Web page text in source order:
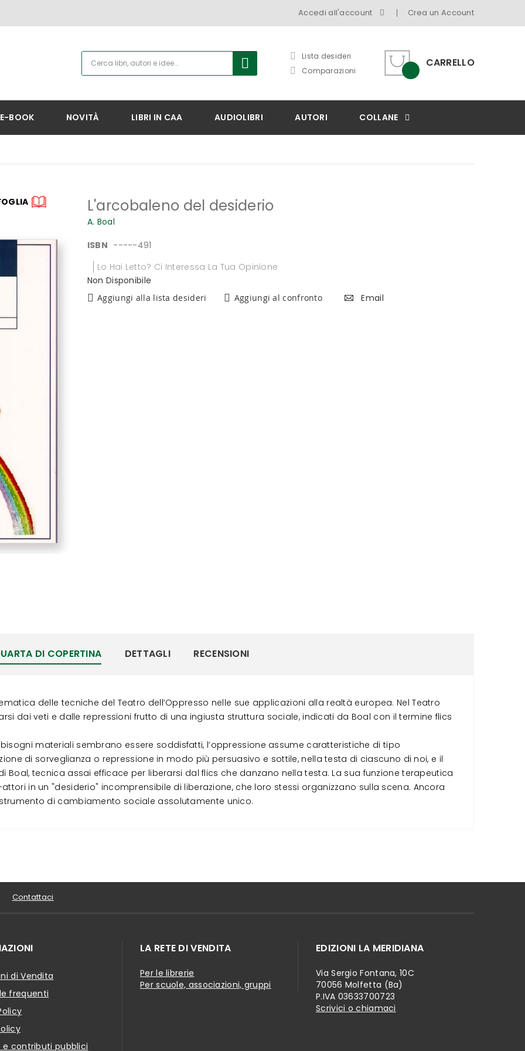
Accedi all'account Crea un Account
CARRELLO
Lista desideri
Comparazioni
E-BOOK NOVITÀ LIBRI IN CAA AUDIOLIBRI AUTORI COLLANE
L'arcobaleno del desiderio
A. Boal
ISBN -----491
Lo Hai Letto? Ci Interessa La Tua Opinione
Non Disponibile
Aggiungi alla lista desideri Aggiungi al confronto Email
DI COPERTINA
delle tecniche del Teatro dell’Oppresso nelle sue applicazioni alla realtà europea. Nel Teatro
dai veti e dalle repressioni frutto di una ingiusta struttura sociale, indicati da Boal con il termine flics
materiali sembrano essere soddisfatti, l’oppressione assume caratteristiche di tipo
di sorveglianza o repressione in modo più persuasivo e sottile, nella testa di ciascuno di noi, e il
tecnica assai efficace per liberarsi dal flics che danzano nella testa. La sua funzione terapeutica
in un "desiderio" incomprensibile di liberazione, che loro stessi organizzano sulla scena. Ancora
di cambiamento sociale assolutamente unico.
DETTAGLI RECENSIONI
Contattaci
di Vendita
frequenti
e contributi pubblici
LA RETE DI VENDITA
Per le librerie
Per scuole, associazioni, gruppi
EDIZIONI LA MERIDIANA
Via Sergio Fontana, 10C
70056 Molfetta (Ba)
P.IVA 03633700723
Scrivici o chiamaci